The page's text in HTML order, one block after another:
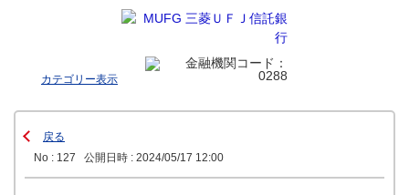
カテゴリー表示
戻る
No : 127
公開日時 : 2024/05/17 12:00